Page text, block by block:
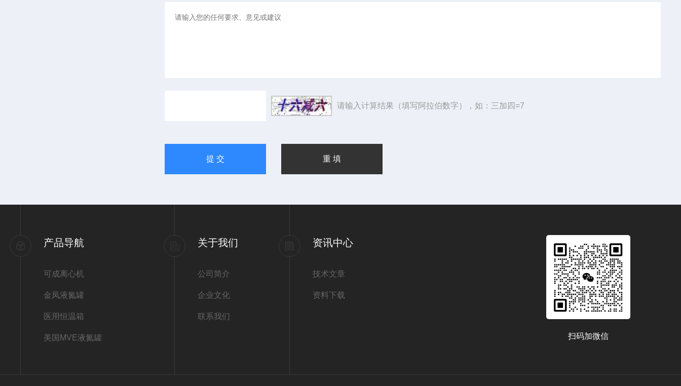
请输入计算结果（填写阿拉伯数字），如：三加四=7
产品导航
可成离心机
金凤液氮罐
医用恒温箱
美国MVE液氮罐
关于我们
公司简介
企业文化
联系我们
资讯中心
技术文章
资料下载
扫码加微信